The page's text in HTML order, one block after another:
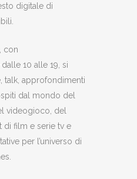
digitale di
, con
10 alle 19, si
talk, approfondimenti
dal mondo del
videogioco, del
di film e serie tv e
per l’universo di